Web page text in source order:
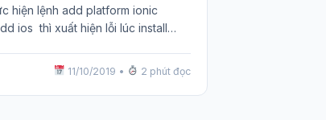
hiện lệnh add platform ionic
ios thì xuất hiện lỗi lúc install…
11/10/2019 • 2 phút đọc